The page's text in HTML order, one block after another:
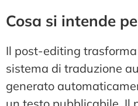
Cosa si intende
Il post-editing
sistema di traduzione
generato